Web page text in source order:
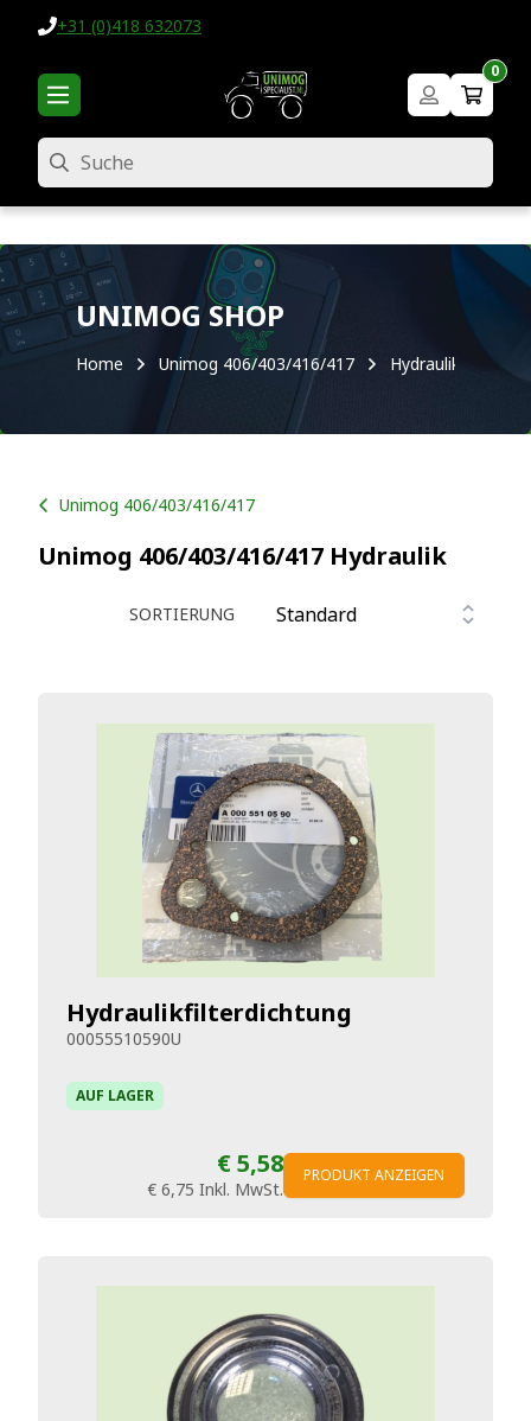
+31 (0)418 632073
0
Suche
UNIMOG SHOP
Home Unimog 406/403/416/417 Hydraulik
Unimog 406/403/416/417
Unimog 406/403/416/417 Hydraulik
SORTIERUNG
Hydraulikfilterdichtung
00055510590U
AUF LAGER
€ 5,58
€ 6,75 Inkl. MwSt.
PRODUKT ANZEIGEN